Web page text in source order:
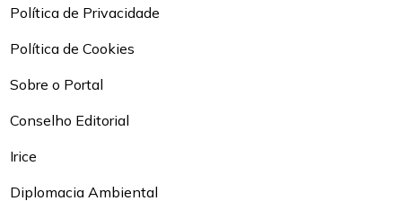
Política de Privacidade
Política de Cookies
Sobre o Portal
Conselho Editorial
Irice
Diplomacia Ambiental